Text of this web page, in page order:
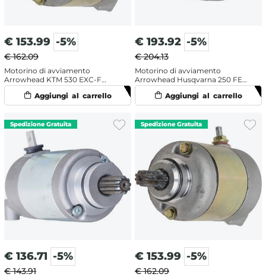
€ 153.99 -5%
€ 162.09
Motorino di avviamento
Arrowhead KTM 530 EXC-F
(2008-2011)
€ 193.92 -5%
€ 204.13
Motorino di avviamento
Arrowhead Husqvarna 250 FE
(2014-2016)
€ 136.71 -5%
€ 143.91
€ 153.99 -5%
€ 162.09